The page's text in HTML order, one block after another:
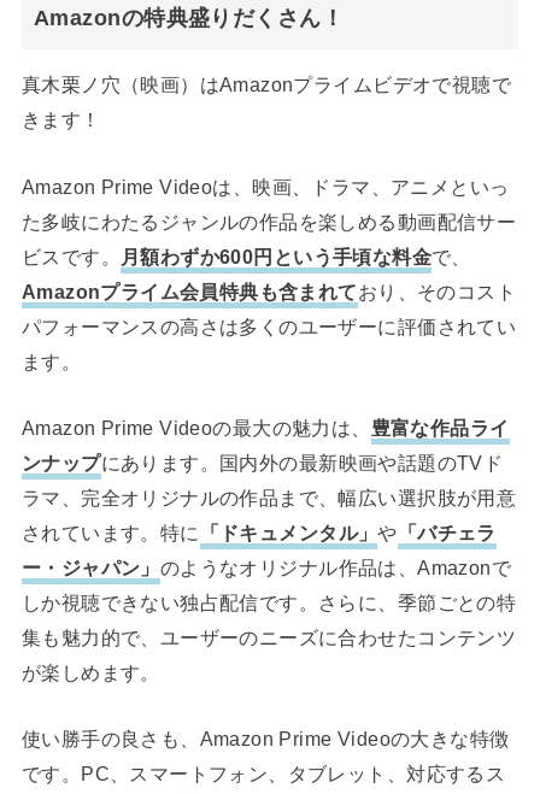
Amazonの特典盛りだくさん！
真木栗ノ穴（映画）はAmazonプライムビデオで視聴で
きます！
Amazon Prime Videoは、映画、ドラマ、アニメといっ
た多岐にわたるジャンルの作品を楽しめる動画配信サー
ビスです。
月額わずか600円という手頃な料金で、
Amazonプライム会員特典も含まれており、そのコスト
パフォーマンスの高さは多くのユーザーに評価されてい
ます。
Amazon Prime Videoの最大の魅力は、 豊富な作品ライ
ンナップにあります。国内外の最新映画や話題のTVド
ラマ、完全オリジナルの作品まで、幅広い選択肢が用意
されています。特に
「ドキュメンタル」や 「バチェラ
ー・ジャパン」 のようなオリジナル作品は、Amazonで
しか視聴できない独占配信です。さらに、季節ごとの特
集も魅力的で、ユーザーのニーズに合わせたコンテンツ
が楽しめます。
使い勝手の良さも、Amazon Prime Videoの大きな特徴
です。PC、スマートフォン、タブレット、対応するス